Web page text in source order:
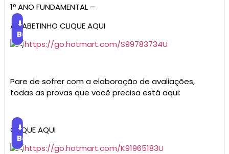
1º ANO FUNDAMENTAL –
ALFABETINHO CLIQUE AQUI
⬇
Baixar
https://go.hotmart.com/S99783734U
Pare de sofrer com a elaboração de avaliações,
todas as provas que você precisa está aqui:
CLIQUE AQUI
⬇
Baixar
https://go.hotmart.com/K91965183U